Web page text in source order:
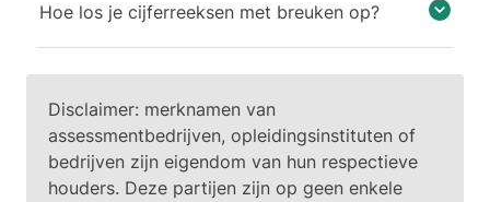
Hoe los je cijferreeksen met breuken op?
Disclaimer: merknamen van
assessmentbedrijven, opleidingsinstituten of
bedrijven zijn eigendom van hun respectieve
houders. Deze partijen zijn op geen enkele